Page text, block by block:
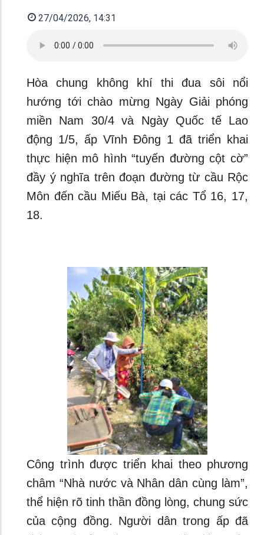
27/04/2026, 14:31
Hòa chung không khí thi đua sôi nổi
hướng tới chào mừng Ngày Giải phóng
miền Nam 30/4 và Ngày Quốc tế Lao
động 1/5, ấp Vĩnh Đông 1 đã triển khai
thực hiện mô hình “tuyến đường cột cờ”
đầy ý nghĩa trên đoạn đường từ cầu Rộc
Môn đến cầu Miếu Bà, tại các Tổ 16, 17,
18.
Công trình được triển khai theo phương
châm “Nhà nước và Nhân dân cùng làm”,
thể hiện rõ tinh thần đồng lòng, chung sức
của cộng đồng. Người dân trong ấp đã